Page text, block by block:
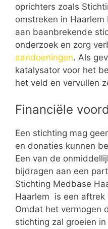
oprichters zoals
omstreken in
aan baanbrekende
onderzoek en zorg
aandoeningen. Als
katalysator voor het
het veld en vervullen
Financiële
Een stichting mag
en donaties kunnen
Een van de
bijdragen aan een
Stichting Medbase
Haarlem is een aftrek
Omdat het vermogen
stichting zal groeien